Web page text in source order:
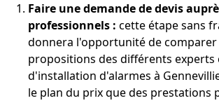
Faire une demande de devis
professionnels : cette étape sans
donnera l'opportunité de comparer
propositions des différents experts
d'installation d'alarmes à
le plan du prix que des prestations